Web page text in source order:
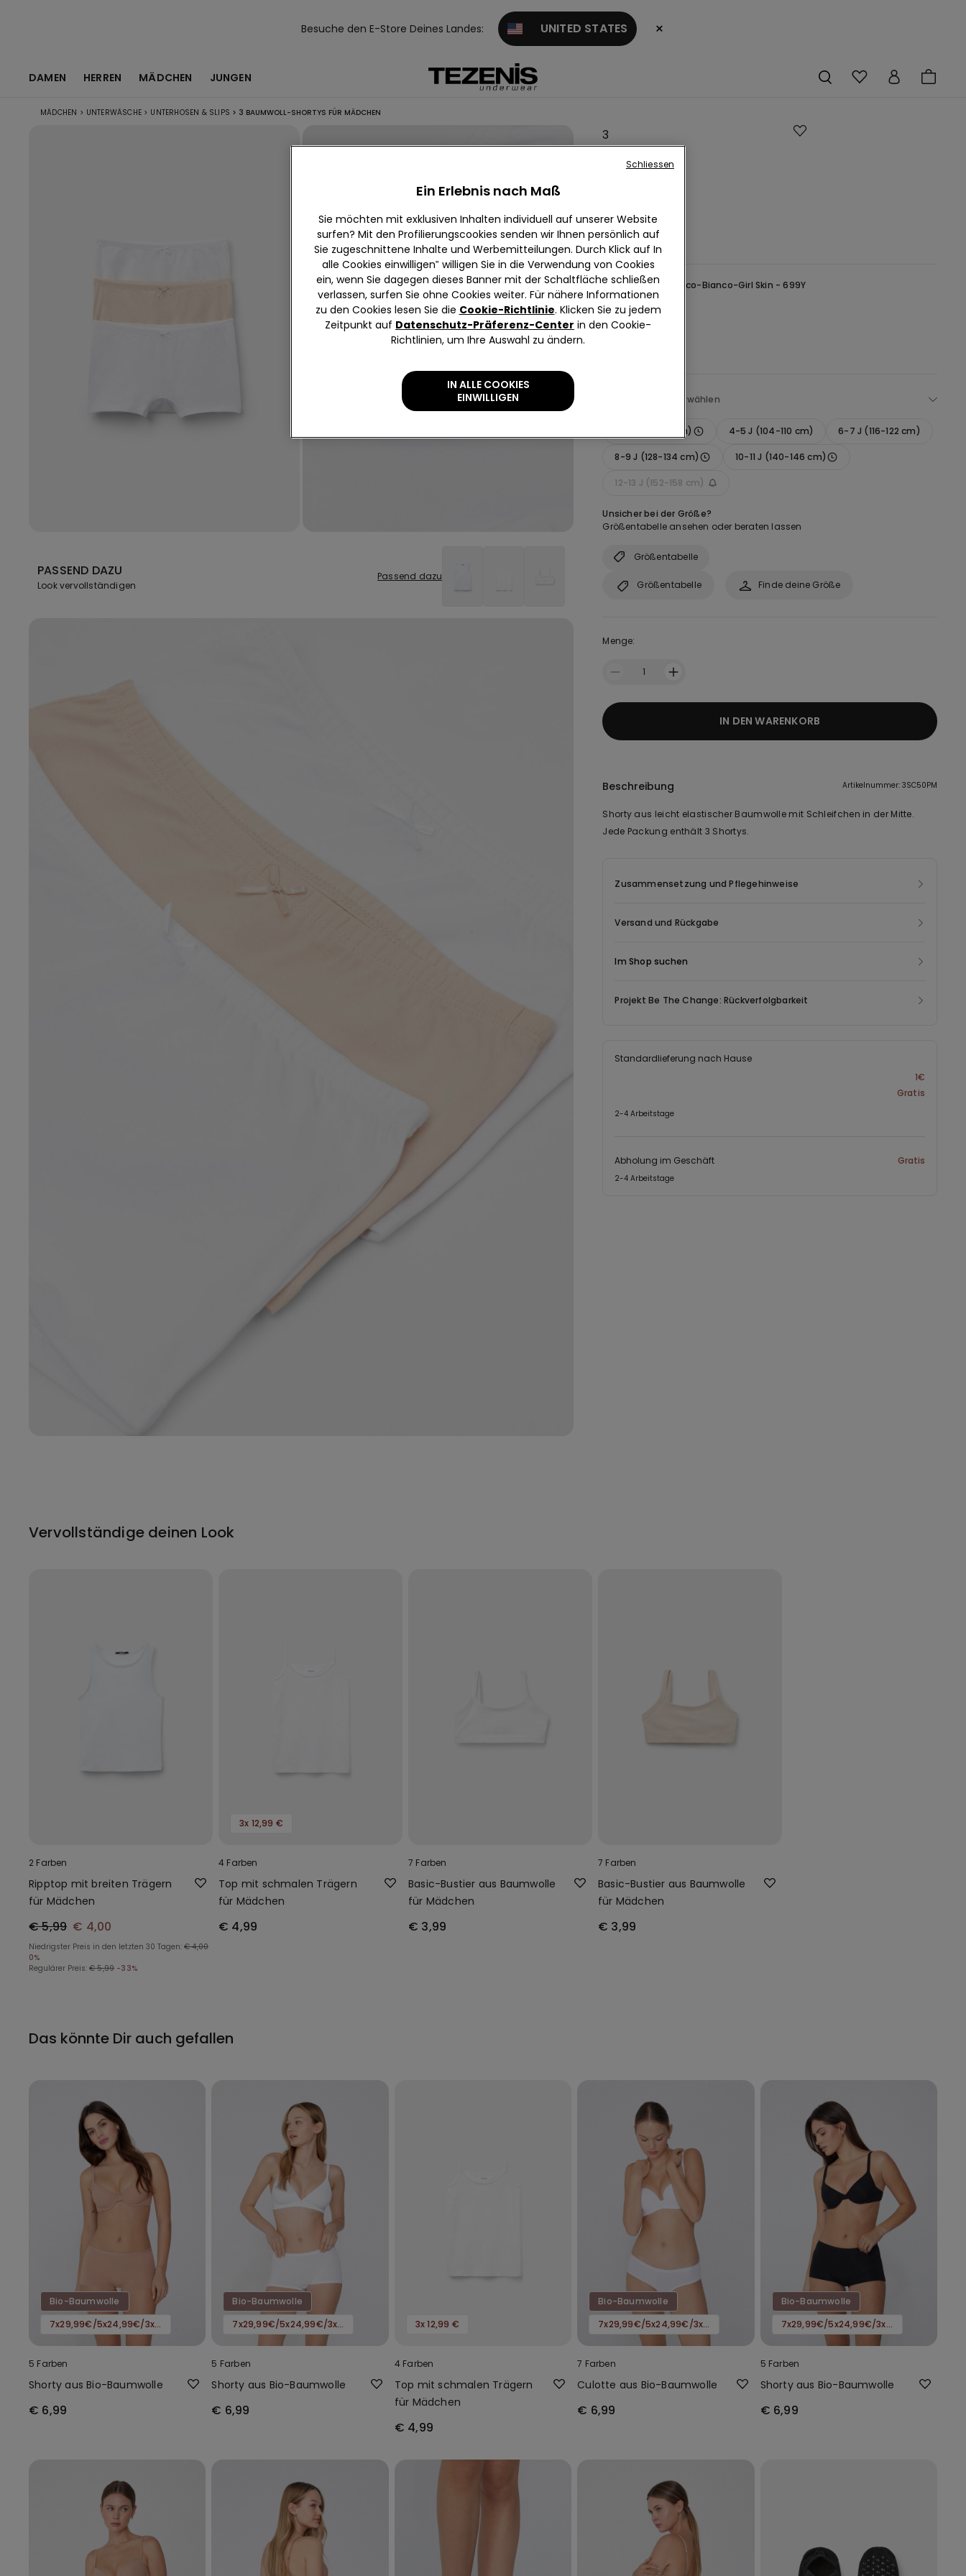
Besuche den E-Store Deines Landes: UNITED STATES ×
DAMEN HERREN MÄDCHEN JUNGEN
MÄDCHEN > UNTERWÄSCHE > UNTERHOSEN & SLIPS > 3 BAUMWOLL-SHORTYS FÜR MÄDCHEN
PASSEND DAZU
Look vervollständigen
Passend dazu
3
Shortys
Mädchen
€ 9,99
Farbe:Weiß - Bianco-Bianco-Girl Skin - 699Y
Größe auswählen
2-3 J (92-98 cm) 4-5 J (104-110 cm) 6-7 J (116-122 cm)
8-9 J (128-134 cm) 10-11 J (140-146 cm)
12-13 J (152-158 cm)
Unsicher bei der Größe?
Größentabelle ansehen oder beraten lassen
Größentabelle
Finde deine Größe
Größentabelle
Menge:
1
IN DEN WARENKORB
Beschreibung Artikelnummer: 3SC50PM
Shorty aus leicht elastischer Baumwolle mit Schleifchen in der Mitte.
Jede Packung enthält 3 Shortys.
Zusammensetzung und Pflegehinweise
Versand und Rückgabe
Im Shop suchen
Projekt Be The Change: Rückverfolgbarkeit
Standardlieferung nach Hause
1€
Gratis
2-4 Arbeitstage
Abholung im Geschäft Gratis
2-4 Arbeitstage
Vervollständige deinen Look
2 Farben
Ripptop mit breiten Trägern
für Mädchen
€ 5,99 € 4,00
Niedrigster Preis in den letzten 30 Tagen: € 4,00
0%
Regulärer Preis: € 5,99 -33%
3x 12,99 €
4 Farben
Top mit schmalen Trägern
für Mädchen
€ 4,99
7 Farben
Basic-Bustier aus Baumwolle
für Mädchen
€ 3,99
7 Farben
Basic-Bustier aus Baumwolle
für Mädchen
€ 3,99
Das könnte Dir auch gefallen
Bio-Baumwolle
7x29,99€/5x24,99€/3x16,99€
5 Farben
Shorty aus Bio-Baumwolle
€ 6,99
Bio-Baumwolle
7x29,99€/5x24,99€/3x16,99€
5 Farben
Shorty aus Bio-Baumwolle
€ 6,99
3x 12,99 €
4 Farben
Top mit schmalen Trägern
für Mädchen
€ 4,99
Bio-Baumwolle
7x29,99€/5x24,99€/3x16,99€
7 Farben
Culotte aus Bio-Baumwolle
€ 6,99
Bio-Baumwolle
7x29,99€/5x24,99€/3x16,99€
5 Farben
Shorty aus Bio-Baumwolle
€ 6,99
Ein Erlebnis nach Maß
Sie möchten mit exklusiven Inhalten individuell auf unserer Website
surfen? Mit den Profilierungscookies senden wir Ihnen persönlich auf
Sie zugeschnittene Inhalte und Werbemitteilungen. Durch Klick auf In
alle Cookies einwilligen‟ willigen Sie in die Verwendung von Cookies
ein, wenn Sie dagegen dieses Banner mit der Schaltfläche schließen
verlassen, surfen Sie ohne Cookies weiter. Für nähere Informationen
zu den Cookies lesen Sie die Cookie-Richtlinie. Klicken Sie zu jedem
Zeitpunkt auf Datenschutz-Präferenz-Center in den Cookie-
Richtlinien, um Ihre Auswahl zu ändern.
IN ALLE COOKIES
EINWILLIGEN
Schliessen